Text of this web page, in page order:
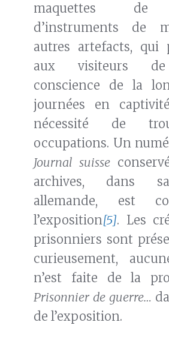
maquettes de
d’instruments de
autres artefacts, qui
aux visiteurs de
conscience de la
journées en
nécessité de
occupations. Un
Journal suisse
archives, dans
allemande, est
l’exposition[5]. Les
prisonniers sont
curieusement,
n’est faite de la
Prisonnier de guerre…
de l’exposition.